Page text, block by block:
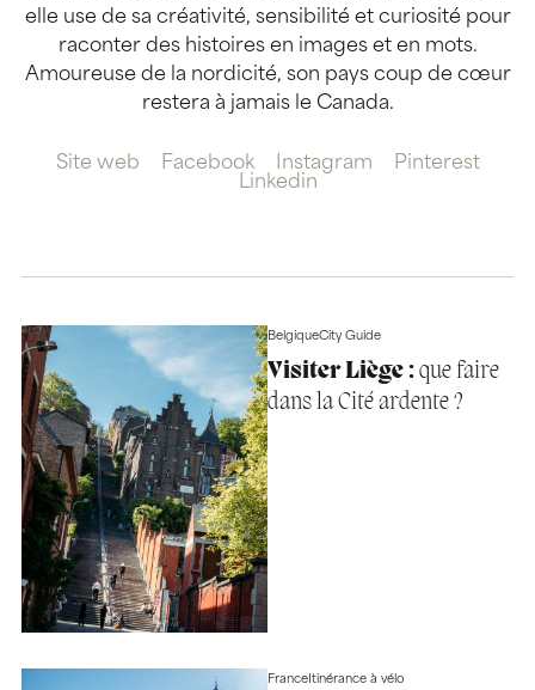
elle use de sa créativité, sensibilité et curiosité pour
raconter des histoires en images et en mots.
Amoureuse de la nordicité, son pays coup de cœur
restera à jamais le Canada.
Site web Facebook Instagram
Pinterest
Linkedin
BelgiqueCity Guide
Visiter Liège :que faire
dans la Cité ardente ?
FranceItinérance à vélo